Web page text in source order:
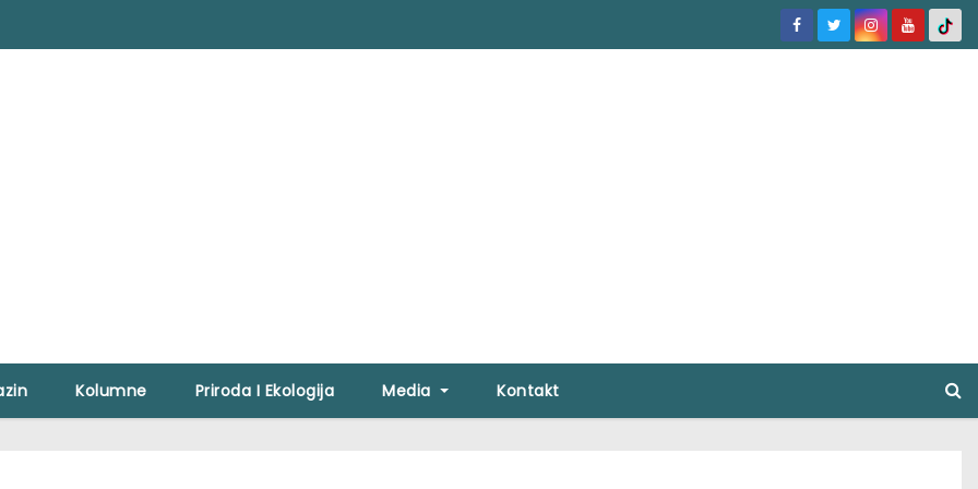
Kolumne Priroda I Ekologija Media Kontakt